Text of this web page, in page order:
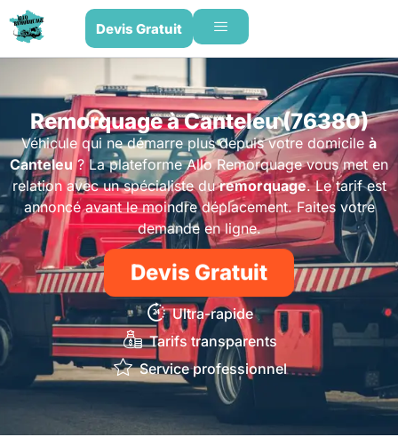
Devis Gratuit
Remorquage à Canteleu (76380)
Véhicule qui ne démarre plus depuis votre domicile à
Canteleu? La plateforme Allo Remorquage vous met en
relation avec un spécialiste duremorquage. Le tarif est
annoncé avant le moindre déplacement. Faites votre
demande en ligne.
Devis Gratuit
Ultra-rapide
Tarifs transparents
Service professionnel